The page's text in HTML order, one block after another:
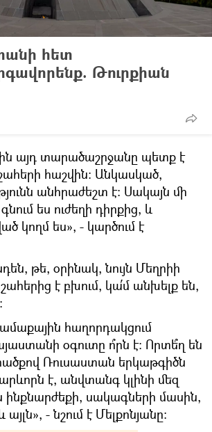
հետ
Թուրքիան
այդ տարածաշրջանը պետք է
հաշվին։ Անկասկած,
անհրաժեշտ է։ Սակայն մի
ես ուժեղի դիրքից, և
կողմ ես», - կարծում է
թե, օրինակ, նույն Մեղրիի
է բխում, կա՛մ անխելք են,
հաղորդակցում
օգուտը ո՞րն է։ Որտե՞ղ են
Ռուսաստան երկաթգիծն
է, անվտանգ կլինի մեզ
ինքնարժեքի, սակագների մասին,
- նշում է Մելքոնյանը։